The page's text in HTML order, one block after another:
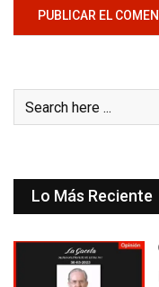
Lo Más Reciente